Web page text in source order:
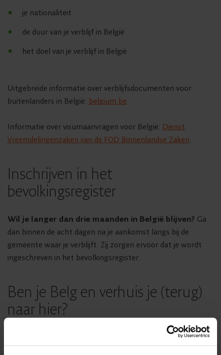
je nationaliteit
de duur van je verblijf in België
het doel van je verblijf in België
Uitgebreide informatie over verblijfsdocumenten voor
buitenlanders in België: belgium.be.
Informatie over visumaanvragen voor België: Dienst
Vreemdelingenzaken van de FOD Binnenlandse Zaken.
Inschrijven in het
bevolkingsregister
Wil je langer dan drie maanden in België blijven? Ga
dan binnen de acht dagen na je aankomst langs bij de
gemeente waar je verblijft. Zij zorgen ervoor dat je wordt
ingeschreven in het bevolkingsregister.
Ben je Belg en verhuis je (terug)
naar hier?
ambassade of consulaat